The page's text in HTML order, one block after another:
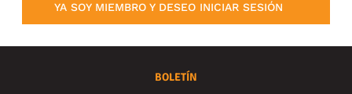
YA SOY MIEMBRO Y DESEO INICIAR SESIÓN
BOLETÍN